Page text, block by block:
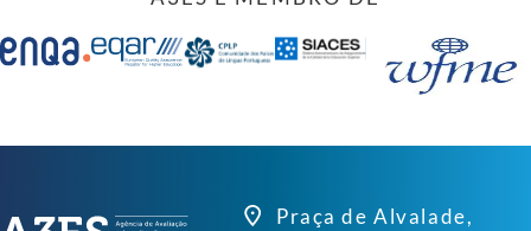
Praça de Alvalade,